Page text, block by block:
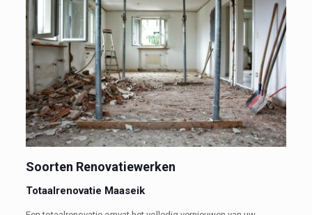
Soorten Renovatiewerken
Totaalrenovatie Maaseik